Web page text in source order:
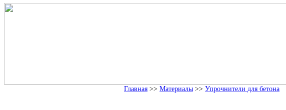
Главная >> Материалы >> Упрочнители для бетона